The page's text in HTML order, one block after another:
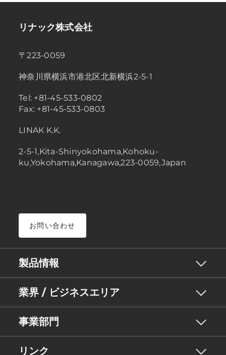
リナック株式会社
〒223-0059
神奈川県横浜市港北区北新横浜2-5-1
Tel: +81-45-533-0802
Fax: +81-45-533-0803
LINAK K.K.
2-5-1,Kita-Shinyokohama,Kohoku-
ku,Yokohama,Kanagawa,223-0059,Japan
お問い合わせ
製品情報
業界 / ビジネスエリア
事業部門
リンク